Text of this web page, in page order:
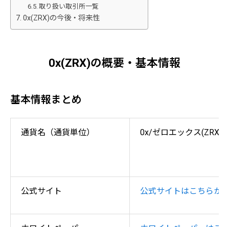
取り扱い取引所一覧
0x(ZRX)の今後・将来性
0x(ZRX)の概要・基本情報
基本情報まとめ
通貨名（通貨単位） 0x/ゼロエックス(ZRX)
公式サイト 公式サイトはこちらか